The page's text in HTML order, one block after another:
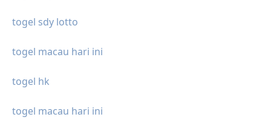
togel sdy lotto
togel macau hari ini
togel hk
togel macau hari ini